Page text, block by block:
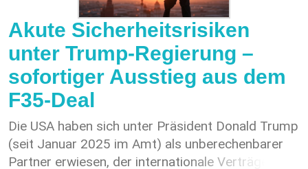
Akute Sicherheitsrisiken
unter Trump-Regierung –
sofortiger Ausstieg aus dem
F35-Deal
Die USA haben sich unter Präsident Donald Trump
(seit Januar 2025 im Amt) als unberechenbarer
Partner erwiesen, der internationale Verträge